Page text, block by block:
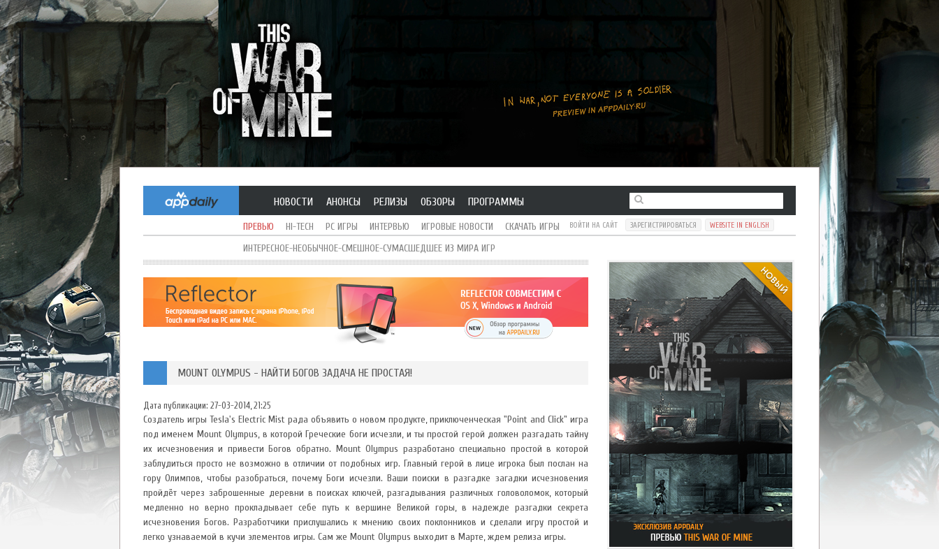
НОВОСТИ АНОНСЫ РЕЛИЗЫ ОБЗОРЫ ПРОГРАММЫ
ПРЕВЬЮ HI-TECH PC ИГРЫ ИНТЕРВЬЮ ИГРОВЫЕ НОВОСТИ
СКАЧАТЬ ИГРЫ
ИНТЕРЕСНОЕ-НЕОБЫЧНОЕ-СМЕШНОЕ-СУМАСШЕДШЕЕ ИЗ МИРА ИГР
ВОЙТИ НА САЙТ ЗАРЕГИСТРИРОВАТЬСЯ WEBSITE IN ENGLISH
MOUNT OLYMPUS - НАЙТИ БОГОВ ЗАДАЧА НЕ ПРОСТАЯ!
Дата публикации: 27-03-2014, 21:25
Создатель игры Tesla's Electric Mist рада объявить о новом продукте, приключенческая "Point and Click" игра
под именем Mount Olympus, в которой Греческие боги исчезли, и ты простой герой должен разгадать тайну
их исчезновения и привести Богов обратно. Mount Olympus разработано специально простой в которой
заблудиться просто не возможно в отличии от подобных игр. Главный герой в лице игрока был послан на
гору Олимпов, чтобы разобраться, почему Боги исчезли. Ваши поиски в разгадке загадки исчезновения
пройдёт через заброшенные деревни в поисках ключей, разгадывания различных головоломок, который
медленно но верно прокладывает себе путь к вершине Великой горы, в надежде разгадки секрета
исчезновения Богов. Разработчики прислушались к мнению своих поклонников и сделали игру простой и
легко узнаваемой в кучи элементов игры. Сам же Mount Olympus выходит в Марте, ждем релиза игры.